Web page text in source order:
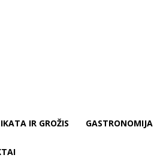
IR GROŽIS GASTRONOMIJA